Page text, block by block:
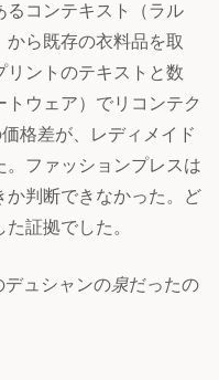
コンテキスト（ラル
ら既存の衣料品を取
リントのテキストと数
ウェア）でリコンテク
格差が、レディメイド
ファッションプレスは
か判断できなかった。ど
証拠でした。
ュシャンの泉だったの